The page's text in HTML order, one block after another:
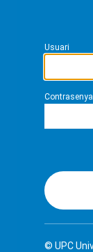
Usuari
Contrasenya
© UPC